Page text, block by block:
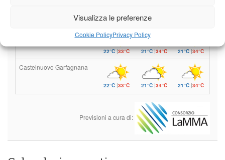
Visualizza le preferenze
Cookie PolicyPrivacy Policy
22°C |36°C 21°C
22°C|33°C 21°C|34°C 21°C|34°C
Castelnuovo Garfagnana
22°C|33°C 21°C|34°C 21°C |34°C
Previsioni a cura di: